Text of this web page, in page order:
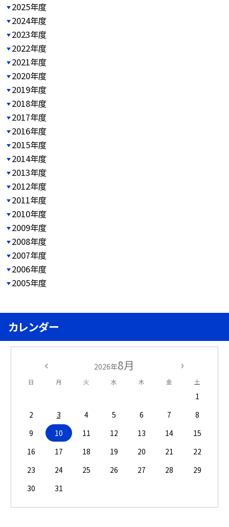
2025年度
2024年度
2023年度
2022年度
2021年度
2020年度
2019年度
2018年度
2017年度
2016年度
2015年度
2014年度
2013年度
2012年度
2011年度
2010年度
2009年度
2008年度
2007年度
2006年度
2005年度
カレンダー
2026年8月
日 月 火 水 木 金 土
1
2
3 4 5 6 7
8
9
10 11 12 13 14
15
16
17 18 19 20 21
22
23
24 25 26 27 28
29
30
31